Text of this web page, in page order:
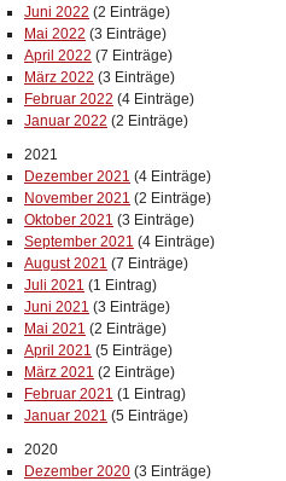
Juni 2022 (2 Einträge)
Mai 2022 (3 Einträge)
April 2022 (7 Einträge)
März 2022 (3 Einträge)
Februar 2022 (4 Einträge)
Januar 2022 (2 Einträge)
2021
Dezember 2021 (4 Einträge)
November 2021 (2 Einträge)
Oktober 2021 (3 Einträge)
September 2021 (4 Einträge)
August 2021 (7 Einträge)
Juli 2021 (1 Eintrag)
Juni 2021 (3 Einträge)
Mai 2021 (2 Einträge)
April 2021 (5 Einträge)
März 2021 (2 Einträge)
Februar 2021 (1 Eintrag)
Januar 2021 (5 Einträge)
2020
Dezember 2020 (3 Einträge)